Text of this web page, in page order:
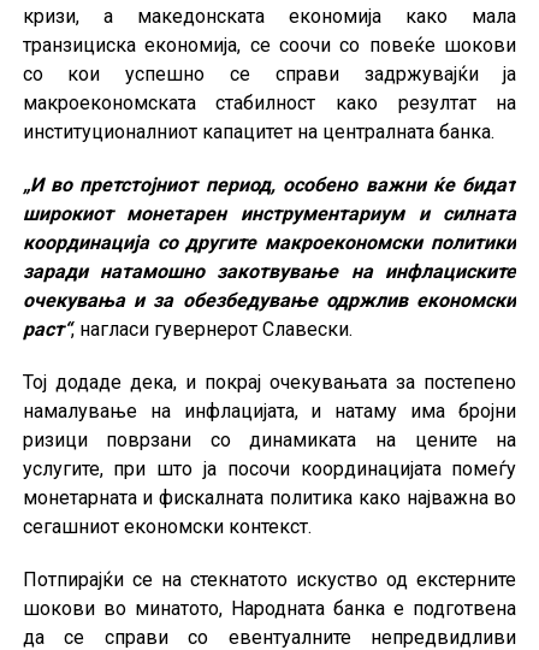
кризи, а македонската економија како мала
транзициска економија, се соочи со повеќе шокови
со кои успешно се справи задржувајќи ја
макроекономската стабилност како резултат на
институционалниот капацитет на централната банка.
„И во претстојниот период, особено важни ќе бидат
широкиот монетарен инструментариум и силната
координација со другите макроекономски политики
заради натамошно закотвување на инфлациските
очекувања и за обезбедување одржлив економски
раст“, нагласи гувернерот Славески.
Тој додаде дека, и покрај очекувањата за постепено
намалување на инфлацијата, и натаму има бројни
ризици поврзани со динамиката на цените на
услугите, при што ја посочи координацијата помеѓу
монетарната и фискалната политика како најважна во
сегашниот економски контекст.
Потпирајќи се на стекнатото искуство од екстерните
шокови во минатото, Народната банка е подготвена
да се справи со евентуалните непредвидливи